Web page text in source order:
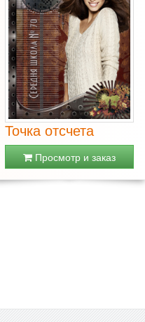
Точка отсчета
Просмотр и заказ